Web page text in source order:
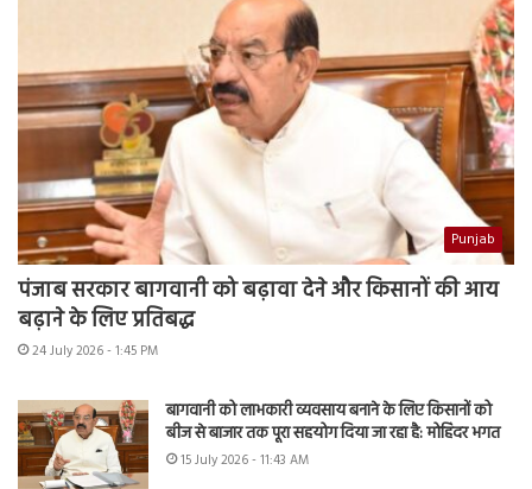
Punjab
पंजाब सरकार बागवानी को बढ़ावा देने और किसानों की आय
बढ़ाने के लिए प्रतिबद्ध
24 July 2026 - 1:45 PM
बागवानी को लाभकारी व्यवसाय बनाने के लिए किसानों को
बीज से बाजार तक पूरा सहयोग दिया जा रहा है: मोहिंदर भगत
15 July 2026 - 11:43 AM